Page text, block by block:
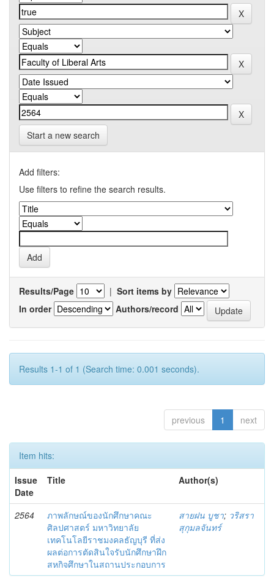
Start a new search
Add filters:
Use filters to refine the search results.
Results/Page | Sort items by
In order
Authors/record
Results 1-1 of 1 (Search time: 0.001 seconds).
previous 1 next
Item hits:
Issue
Date
Title Author(s)
2564
ภาพลักษณ์ของนักศึกษาคณะ
ศิลปศาสตร์ มหาวิทยาลัย
เทคโนโลยีราชมงคลธัญบุรี ที่ส่ง
ผลต่อการตัดสินใจรับนักศึกษาฝึก
สหกิจศึกษาในสถานประกอบการ
สายฝน บูชา; วริสรา
สุกุมลจันทร์